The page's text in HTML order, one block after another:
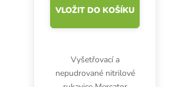
VLOŽIT DO KOŠÍKU
Vyšetřovací a
nepudrované nitrilové